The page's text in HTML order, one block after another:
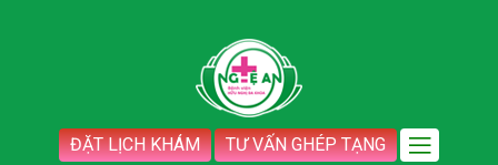
ĐẶT LỊCH KHÁM TƯ VẤN GHÉP TẠNG